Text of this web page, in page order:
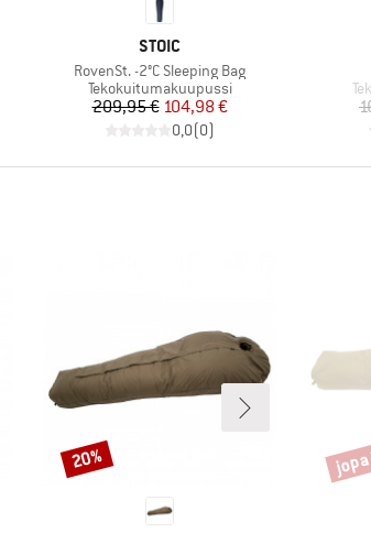
MERKKI
STOIC
Tuote
RovenSt. -2°C Sleeping Bag
Tuoteryhmä
Tekokuitumakuupussi
Hinta
209,95 €Alennettu hinta
104,98 €
0,0(0)
Alennus
20%